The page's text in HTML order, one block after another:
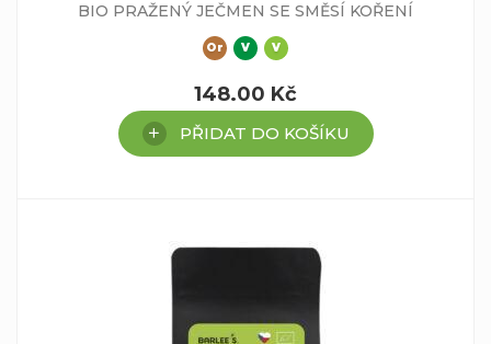
BIO PRAŽENÝ JEČMEN SE SMĚSÍ KOŘENÍ
Or V V
148.00 Kč
PŘIDAT DO KOŠÍKU